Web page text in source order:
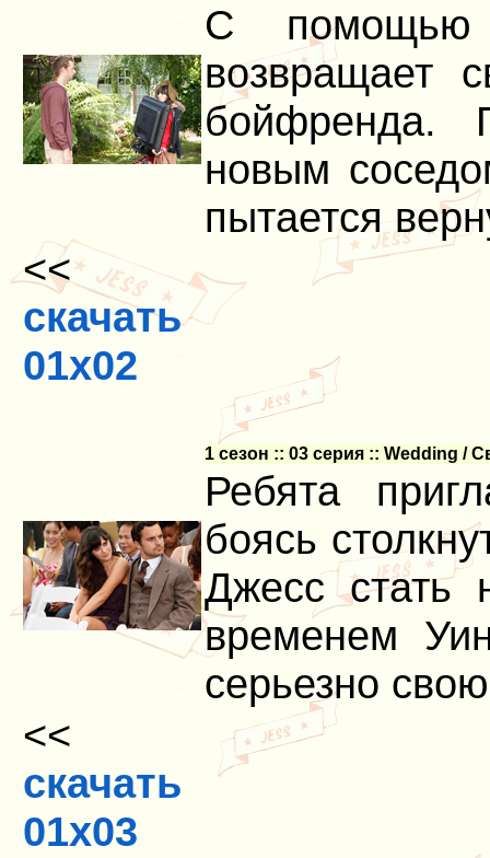
С
возвращает
бойфренда.
новым
пытается
<<
скачать
01x02
1 сезон :: 03 серия :: Wedding /
Ребята
боясь
Джесс стать
временем
серьезно
<<
скачать
01x03